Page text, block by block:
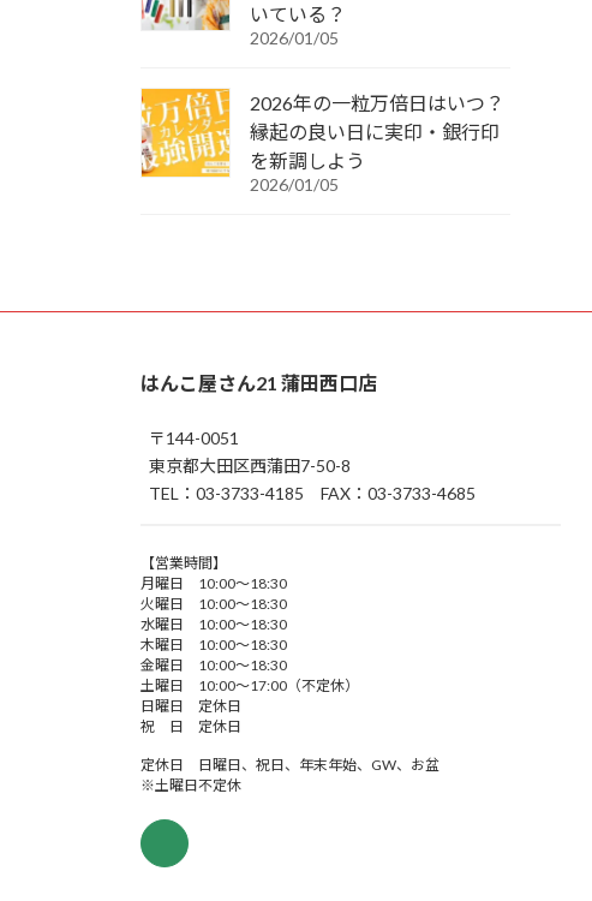
いている？
2026/01/05
2026年の一粒万倍日はいつ？
縁起の良い日に実印・銀行印
を新調しよう
2026/01/05
はんこ屋さん21 蒲田西口店
〒144-0051
東京都大田区西蒲田7-50-8
TEL：03-3733-4185 FAX：03-3733-4685
【営業時間】
月曜日 10:00～18:30
火曜日 10:00～18:30
水曜日 10:00～18:30
木曜日 10:00～18:30
金曜日 10:00～18:30
土曜日 10:00～17:00（不定休）
日曜日 定休日
祝 日 定休日
定休日 日曜日、祝日、年末年始、GW、お盆
※土曜日不定休